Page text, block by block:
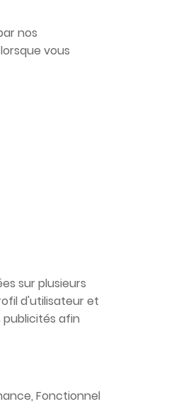
nos
vous
sur plusieurs
d'utilisateur et
publicités afin
Fonctionnel